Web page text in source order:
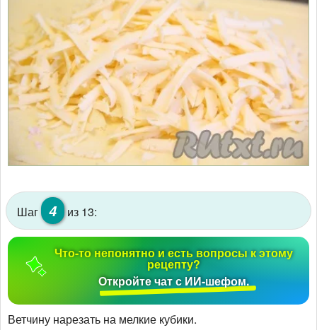
Шаг 4 из 13:
Что-то непонятно и есть вопросы к этому
рецепту?
Откройте чат с ИИ-шефом.
Ветчину нарезать на мелкие кубики.